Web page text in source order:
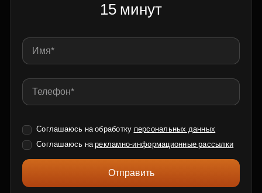
15 минут
Соглашаюсь на обработку персональных данных
Соглашаюсь нарекламно-информационные рассылки
Отправить